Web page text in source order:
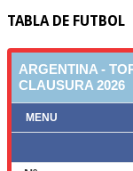
TABLA DE FUTBOL